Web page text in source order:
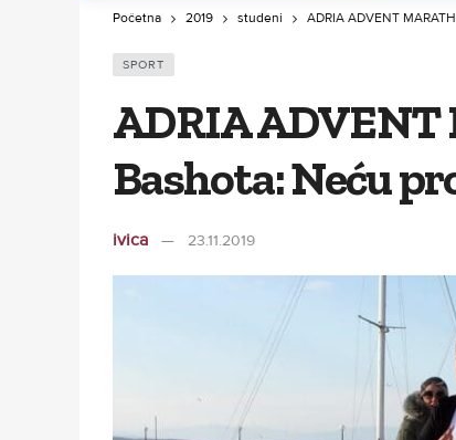
Početna 2019 studeni ADRIA ADVENT
SPORT
ADRIA ADVENT
Bashota: Neću
ivica 23.11.2019